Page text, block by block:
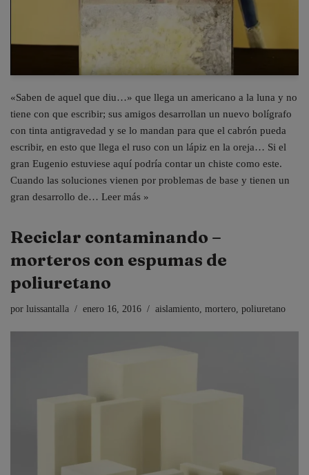
«Saben de aquel que diu…» que llega un americano a la luna y no
tiene con que escribir; sus amigos desarrollan un nuevo bolígrafo
con tinta antigravedad y se lo mandan para que el cabrón pueda
escribir, en esto que llega el ruso con un lápiz en la oreja… Si el
gran Eugenio estuviese aquí podría contar un chiste como este.
Cuando las soluciones vienen por problemas de base y tienen un
gran desarrollo de… Leer más »
Reciclar contaminando –
morteros con espumas de
poliuretano
por luissantalla enero 16, 2016 aislamiento, mortero, poliuretano